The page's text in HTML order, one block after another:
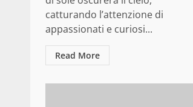
catturando l’attenzione di
appassionati e curiosi...
Read More